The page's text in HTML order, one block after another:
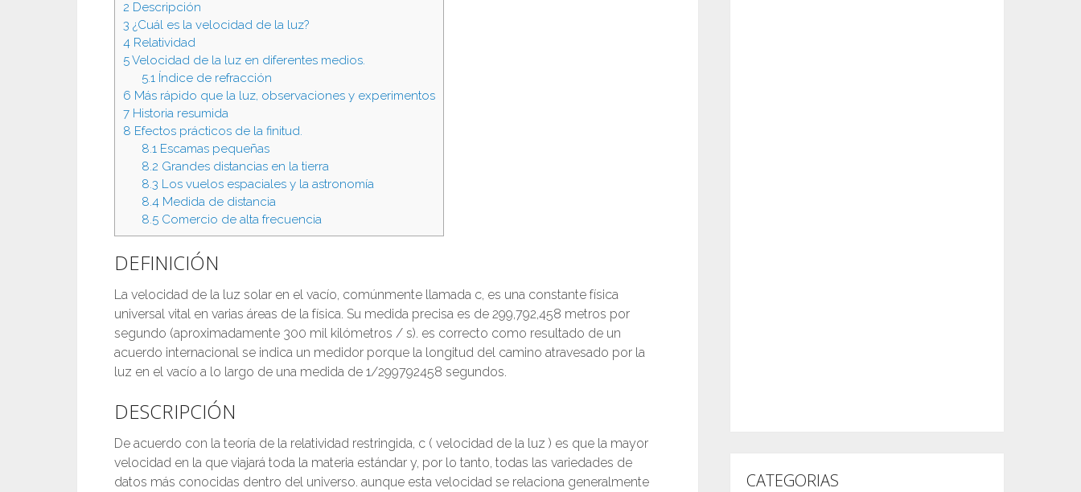
2 Descripción
3 ¿Cuál es la velocidad de la luz?
4 Relatividad
5Velocidad de la luz en diferentes medios.
5.1 Índice de refracción
6 Más rápido que la luz, observaciones y experimentos
7 Historia resumida
8 Efectos prácticos de la finitud.
8.1 Escamas pequeñas
8.2 Grandes distancias en la tierra
8.3 Los vuelos espaciales y la astronomía
8.4Medida de distancia
8.5Comercio de alta frecuencia
DEFINICIÓN
La velocidad de la luz solar en el vacío, comúnmente llamada c, es una constante física
universal vital en varias áreas de la física. Su medida precisa es de 299,792,458 metros por
segundo (aproximadamente 300 mil kilómetros / s). es correcto como resultado de un
acuerdo internacional se indica un medidor porque la longitud del camino atravesado por la
luz en el vacío a lo largo de una medida de 1/299792458 segundos.
DESCRIPCIÓN
De acuerdo con la teoría de la relatividad restringida, c ( velocidad de la luz ) es que la mayor
velocidad en la que viajará toda la materia estándar y, por lo tanto, todas las variedades de
datos más conocidas dentro del universo. aunque esta velocidad se relaciona generalmente
CATEGORIAS